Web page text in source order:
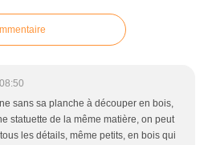
sans sa planche à découper en bois,
statuette de la même matière, on peut
les détails, même petits, en bois qui